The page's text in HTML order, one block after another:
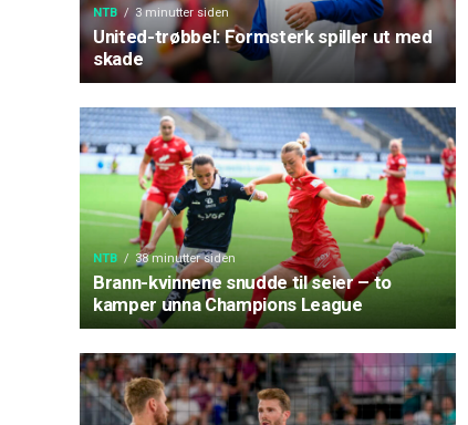
NTB 3 minutter siden
United-trøbbel: Formsterk spiller ut med
skade
NTB 38 minutter siden
Brann-kvinnene snudde til seier – to
kamper unna Champions League